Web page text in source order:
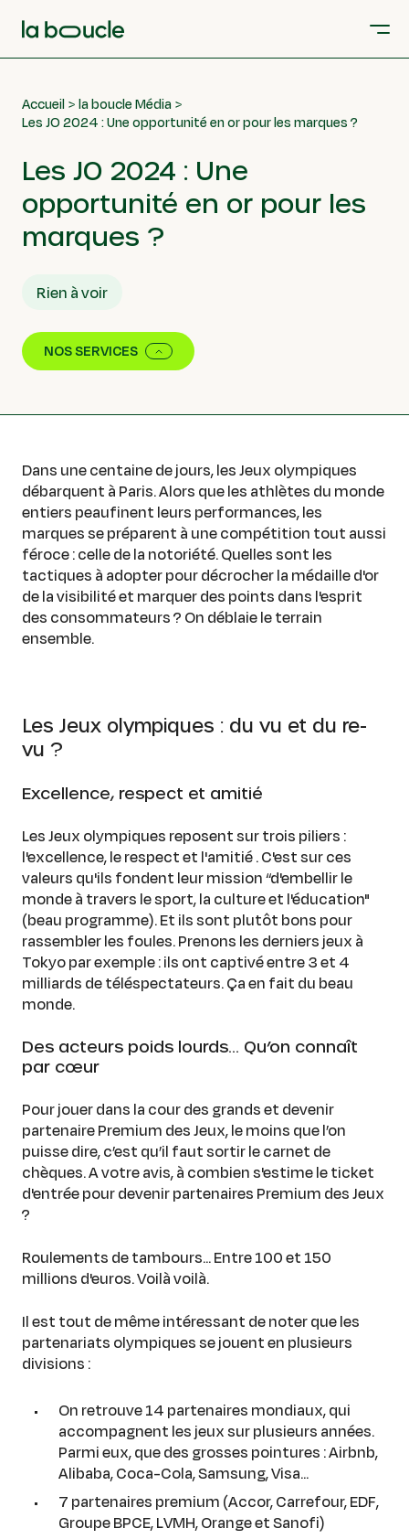
Accueil
la boucle Média
Les JO 2024 : Une opportunité en or pour les marques ?
Les JO 2024 : Une
opportunité en or pour les
marques ?
Rien à voir
NOS SERVICES
Dans une centaine de jours, les Jeux olympiques
débarquent à Paris. Alors que les athlètes du monde
entiers peaufinent leurs performances, les
marques se préparent à une compétition tout aussi
féroce : celle de la notoriété. Quelles sont les
tactiques à adopter pour décrocher la médaille d'or
de la visibilité et marquer des points dans l'esprit
des consommateurs ? On déblaie le terrain
ensemble.
Les Jeux olympiques : du vu et du re-
vu ?
Excellence, respect et amitié
Les Jeux olympiques reposent sur trois piliers :
l'excellence, le respect et l'amitié . C'est sur ces
valeurs qu'ils fondent leur mission “d'embellir le
monde à travers le sport, la culture et l'éducation"
(beau programme). Et ils sont plutôt bons pour
rassembler les foules. Prenons les derniers jeux à
Tokyo par exemple : ils ont captivé entre 3 et 4
milliards de téléspectateurs. Ça en fait du beau
monde.
Des acteurs poids lourds… Qu’on connaît
par cœur
Pour jouer dans la cour des grands et devenir
partenaire Premium des Jeux, le moins que l’on
puisse dire, c’est qu’il faut sortir le carnet de
chèques. A votre avis, à combien s'estime le ticket
d'entrée pour devenir partenaires Premium des Jeux
?
Roulements de tambours... Entre 100 et 150
millions d'euros. Voilà voilà.
Il est tout de même intéressant de noter que les
partenariats olympiques se jouent en plusieurs
divisions :
On retrouve 14 partenaires mondiaux, qui
accompagnent les jeux sur plusieurs années.
Parmi eux, que des grosses pointures : Airbnb,
Alibaba, Coca-Cola, Samsung, Visa...
7 partenaires premium (Accor, Carrefour, EDF,
Groupe BPCE, LVMH, Orange et Sanofi)